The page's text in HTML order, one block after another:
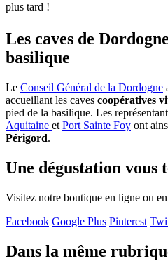
plus tard !
Les caves de
basilique
Le Conseil Général de la Dordogne
accueillant les caves coopératives
pied de la basilique. Les
Aquitaine et Port Sainte Foy ont
Périgord.
Une dégustation vous
Visitez notre boutique en ligne ou
Facebook Google Plus Pinterest
Dans la même